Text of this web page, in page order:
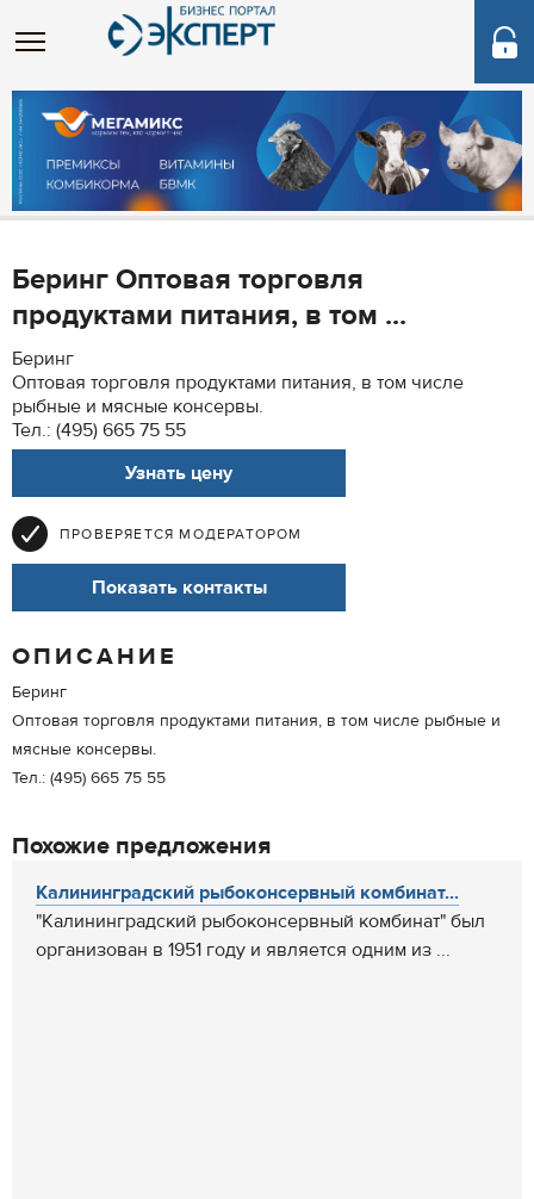
Беринг Оптовая торговля
продуктами питания, в том ...
Беринг
Оптовая торговля продуктами питания, в том числе
рыбные и мясные консервы.
Тел.: (495) 665 75 55
Узнать цену
ПРОВЕРЯЕТСЯ МОДЕРАТОРОМ
Показать контакты
ОПИСАНИЕ
Беринг
Оптовая торговля продуктами питания, в том числе рыбные и
мясные консервы.
Тел.: (495) 665 75 55
Похожие предложения
Калининградский рыбоконсервный комбинат...
"Калининградский рыбоконсервный комбинат" был
организован в 1951 году и является одним из ...